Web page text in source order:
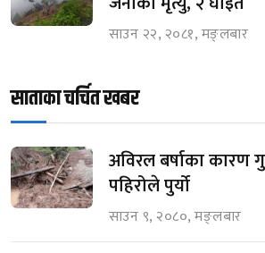
साउन २२, २०८१, मङ्लबार
साताका चर्चित खबर
अविरल बर्षाका कारण
पहिरोले पुर्यो
साउन ९, २०८०, मङ्लबार